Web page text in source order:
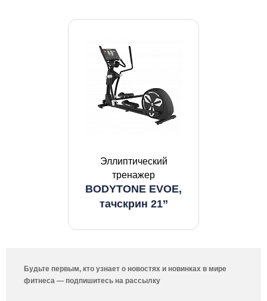
Эллиптический
тренажер
BODYTONE EVOE,
тачскрин 21’’
Будьте первым, кто узнает о новостях и новинках в мире
фитнеса — подпишитесь на рассылку